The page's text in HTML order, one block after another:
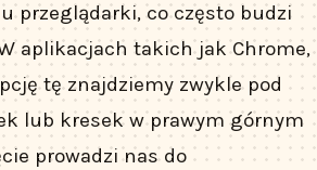
przeglądarki, co często budzi
aplikacjach takich jak Chrome,
tę znajdziemy zwykle pod
lub kresek w prawym górnym
prowadzi nas do